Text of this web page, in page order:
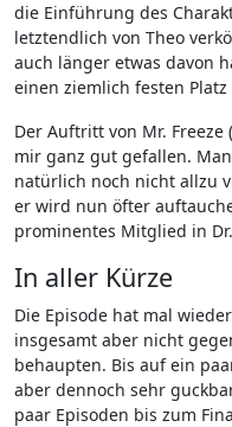
die Einführung des
letztendlich von Theo
auch länger etwas davon
einen ziemlich festen Platz
Der Auftritt von Mr.
mir ganz gut gefallen.
natürlich noch nicht allzu
er wird nun öfter
prominentes Mitglied in
In aller Kürze
Die Episode hat mal
insgesamt aber nicht
behaupten. Bis auf ein
aber dennoch sehr
paar Episoden bis zum